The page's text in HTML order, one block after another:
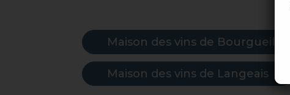
Maison des vins de Bourgueil
Maison des vins de Langeais